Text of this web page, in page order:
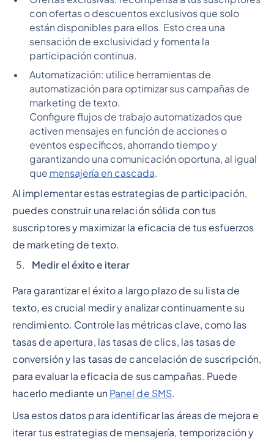
con ofertas o descuentos exclusivos que solo
están disponibles para ellos. Esto crea una
sensación de exclusividad y fomenta la
participación continua.
Automatización: utilice herramientas de
automatización para optimizar sus campañas de
marketing de texto.
Configure flujos de trabajo automatizados que
activen mensajes en función de acciones o
eventos específicos, ahorrando tiempo y
garantizando una comunicación oportuna, al igual
que mensajería en cascada.
Al implementar estas estrategias de participación,
puedes construir una relación sólida con tus
suscriptores y maximizar la eficacia de tus esfuerzos
de marketing de texto.
Medir el éxito e iterar
Para garantizar el éxito a largo plazo de su lista de
texto, es crucial medir y analizar continuamente su
rendimiento. Controle las métricas clave, como las
tasas de apertura, las tasas de clics, las tasas de
conversión y las tasas de cancelación de suscripción,
para evaluar la eficacia de sus campañas. Puede
hacerlo mediante un Panel de SMS.
Usa estos datos para identificar las áreas de mejora e
iterar tus estrategias de mensajería, temporización y